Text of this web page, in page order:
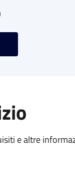
e altre